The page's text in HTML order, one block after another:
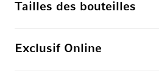
Tailles des bouteilles
Exclusif Online